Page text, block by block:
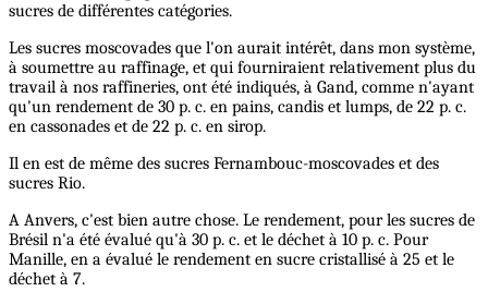
sucres de différentes catégories.
Les sucres moscovades que l'on aurait intérêt, dans mon système,
à soumettre au raffinage, et qui fourniraient relativement plus du
travail à nos raffineries, ont été indiqués, à Gand, comme n'ayant
qu'un rendement de 30 p. c. en pains, candis et lumps, de 22 p. c.
en cassonades et de 22 p. c. en sirop.
Il en est de même des sucres Fernambouc-moscovades et des
sucres Rio.
A Anvers, c'est bien autre chose. Le rendement, pour les sucres de
Brésil n'a été évalué qu'à 30 p. c. et le déchet à 10 p. c. Pour
Manille, en a évalué le rendement en sucre cristallisé à 25 et le
déchet à 7.